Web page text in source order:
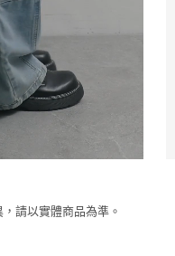
請以實體商品為準。